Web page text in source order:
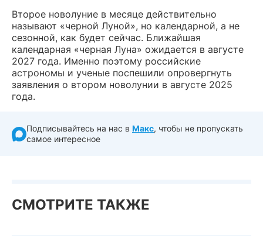
Второе новолуние в месяце действительно
называют «черной Луной», но календарной, а не
сезонной, как будет сейчас. Ближайшая
календарная «черная Луна» ожидается в августе
2027 года. Именно поэтому российские
астрономы и ученые поспешили опровергнуть
заявления о втором новолунии в августе 2025
года.
Подписывайтесь на нас в Макс, чтобы не пропускать
самое интересное
СМОТРИТЕ ТАКЖЕ